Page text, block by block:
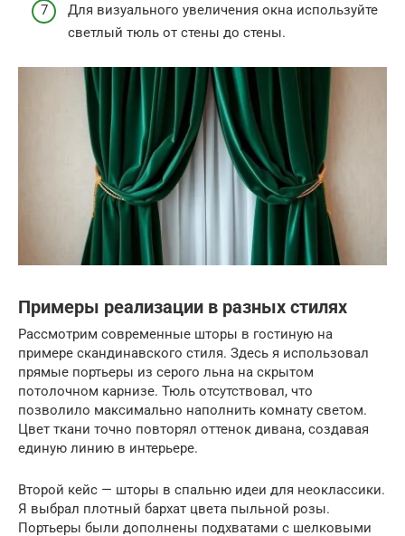
Для визуального увеличения окна используйте
светлый тюль от стены до стены.
Примеры реализации в разных стилях
Рассмотрим современные шторы в гостиную на
примере скандинавского стиля. Здесь я использовал
прямые портьеры из серого льна на скрытом
потолочном карнизе. Тюль отсутствовал, что
позволило максимально наполнить комнату светом.
Цвет ткани точно повторял оттенок дивана, создавая
единую линию в интерьере.
Второй кейс — шторы в спальню идеи для неоклассики.
Я выбрал плотный бархат цвета пыльной розы.
Портьеры были дополнены подхватами с шелковыми